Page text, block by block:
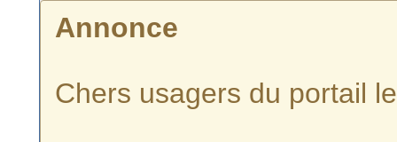
Annonce
Chers usagers du portail